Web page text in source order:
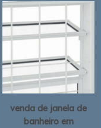
venda de janela de
banheiro em